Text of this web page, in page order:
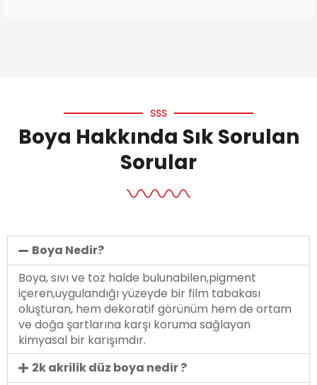
SSS
Boya Hakkında Sık Sorulan
Sorular
Boya Nedir?
Boya, sıvı ve toz halde bulunabilen,pigment
içeren,uygulandığı yüzeyde bir film tabakası
oluşturan, hem dekoratif görünüm hem de ortam
ve doğa şartlarına karşı koruma sağlayan
kimyasal bir karışımdır.
2k akrilik düz boya nedir ?